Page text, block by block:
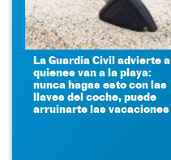
La Guardia Civil advierte a
quienes van a la playa:
nunca hagas esto con las
llaves del coche, puede
arruinarte las vacaciones